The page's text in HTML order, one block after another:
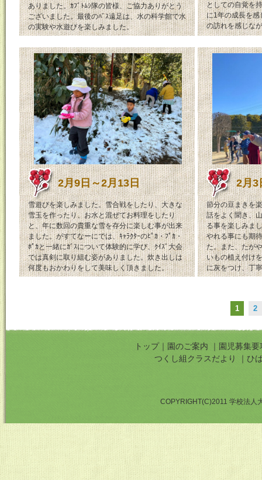
ありました。ｶﾌﾞﾄﾑｼ隊の皆様、ご協力ありがとう
ございました。最後のﾊﾞｽ遠足は、水の科学館で水
の実験や水遊びを楽しみました。
としての自覚を
に1年の成長を感
の訪れを感じな
2月9日～2月13日
雪遊びを楽しみました。雪合戦をしたり、大きな
雪玉を作ったり、お水と混ぜてお料理をしたり
と、年に数回の貴重な雪を存分に楽しむ事が出来
ました。がすてなーにでは、ｷｬﾗｸﾀｰのﾋﾟｶ・ﾌﾟｶ・
ﾎﾟｶと一緒にｶﾞｽについて体験的に学び、ｸｲｽﾞ大会
では真剣に取り組む姿がありました。炊き出しは
何度もおかわりをして美味しく頂きました。
2月3
節分の豆まきを
話をよく聞き、
る事を楽しみま
やれる事にも期
た。また、たが
いもの植え付け
に灰をつけ、丁
1 2
トップ｜ 園のご案内 ｜ 園児募集要
つくし組クラスだより
｜ ひ
COPYRIGHT(C)2011 学校法人